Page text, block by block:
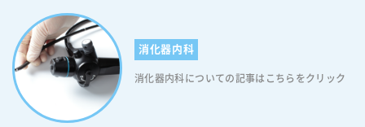
消化器内科
消化器内科についての記事はこちらをクリック